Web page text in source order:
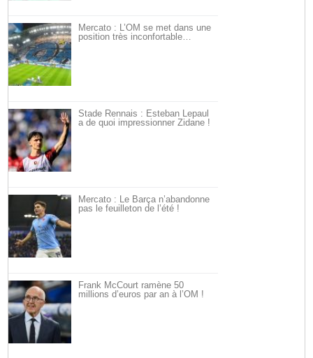
Mercato : L’OM se met dans une
position très inconfortable…
Stade Rennais : Esteban Lepaul
a de quoi impressionner Zidane !
Mercato : Le Barça n’abandonne
pas le feuilleton de l’été !
Frank McCourt ramène 50
millions d’euros par an à l’OM !